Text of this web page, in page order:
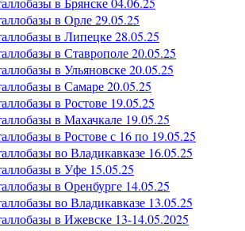
в Орле 29.05.25
в Липецке 28.05.25
в Ставрополе 20.05.25
в Ульяновске 20.05.25
в Самаре 20.05.25
в Ростове 19.05.25
в Махачкале 19.05.25
в Ростове с 16 по 19.05.25
во Владикавказе 16.05.25
в Уфе 15.05.25
в Оренбурге 14.05.25
во Владикавказе 13.05.25
в Ижевске 13-14.05.2025